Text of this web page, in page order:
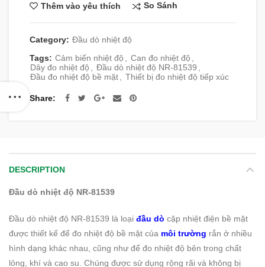
Thêm vào yêu thích So Sánh
Category: Đầu dò nhiệt độ
Tags: Cảm biến nhiệt độ Can đo nhiệt độ
Dây đo nhiệt độ
Đầu dò nhiệt độ NR-81539
Đầu đo nhiệt độ bề mặt
Thiết bị đo nhiệt độ tiếp xúc
Share
DESCRIPTION
Đầu dò nhiệt độ NR-81539
Đầu dò nhiệt độ NR-81539 là loại đầu dò cặp nhiệt điện bề mặt
được thiết kế để đo nhiệt độ bề mặt của môi trường rắn ở nhiều
hình dạng khác nhau, cũng như để đo nhiệt độ bên trong chất
lỏng, khí và cao su. Chúng được sử dụng rộng rãi và không bị